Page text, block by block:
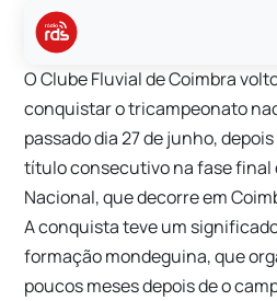
O Clube Fluvial de Coimbra
conquistar o tricampeonato
passado dia 27 de junho,
título consecutivo na fase final
Nacional, que decorre em
A conquista teve um
formação mondeguina, que
poucos meses depois de o